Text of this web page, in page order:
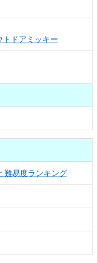
トドアミッキー
難易度ランキング